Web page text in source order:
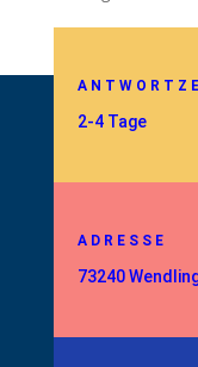
2-4 Tage
ADRESSE
73240